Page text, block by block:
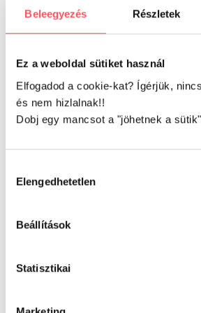
Beleegyezés Részletek
Ez a weboldal sütiket használ
Elfogadod a cookie-kat? Ígérjük,
és nem hizlalnak!!
Dobj egy mancsot a "jöhetnek a
kiválasztása
Elengedhetetlen
Beállítások
Statisztikai
0
0 vélemény alapján
Írd meg a
terméket?